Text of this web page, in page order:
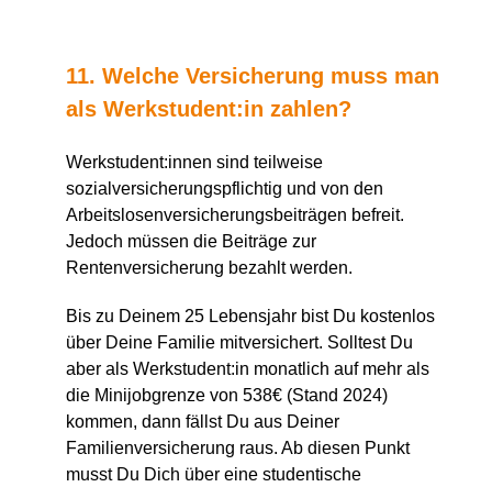
11. Welche Versicherung muss man
als Werkstudent:in zahlen?
Werkstudent:innen sind teilweise
sozialversicherungspflichtig und von den
Arbeitslosenversicherungsbeiträgen befreit.
Jedoch müssen die Beiträge zur
Rentenversicherung bezahlt werden.
Bis zu Deinem 25 Lebensjahr bist Du kostenlos
über Deine Familie mitversichert. Solltest Du
aber als Werkstudent:in monatlich auf mehr als
die Minijobgrenze von 538€ (Stand 2024)
kommen, dann fällst Du aus Deiner
Familienversicherung raus. Ab diesen Punkt
musst Du Dich über eine studentische